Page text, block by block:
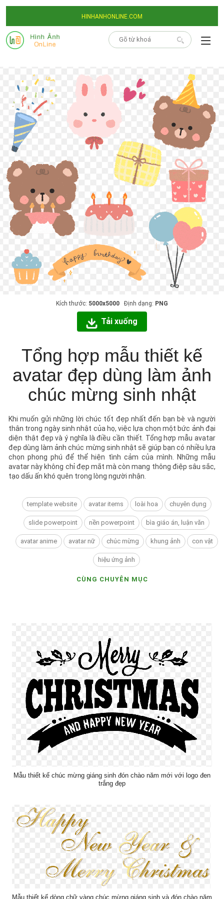
HINHANHONLINE.COM
Kích thước: 5000x5000 Định dạng: PNG
Tải xuống
Tổng hợp mẫu thiết kế
avatar đẹp dùng làm ảnh
chúc mừng sinh nhật
Khi muốn gửi những lời chúc tốt đẹp nhất đến bạn bè và người
thân trong ngày sinh nhật của họ, việc lựa chọn một bức ảnh đại
diện thật đẹp và ý nghĩa là điều cần thiết. Tổng hợp mẫu avatar
đẹp dùng làm ảnh chúc mừng sinh nhật sẽ giúp bạn có nhiều lựa
chọn phong phú để thể hiện tình cảm của mình. Những mẫu
avatar này không chỉ đẹp mắt mà còn mang thông điệp sâu sắc,
tạo dấu ấn khó quên trong lòng người nhận.
template website avatar items loài hoa chuyên dụng
slide powerpoint nền powerpoint bìa giáo án, luận văn
avatar anime avatar nữ chúc mừng khung ảnh con vật
hiệu ứng ảnh
CÙNG CHUYÊN MỤC
Mẫu thiết kế chúc mừng giáng sinh đón chào năm mới với logo đen
trắng đẹp
Mẫu thiết kế dòng chữ vàng chúc mừng giáng sinh và đón chào năm